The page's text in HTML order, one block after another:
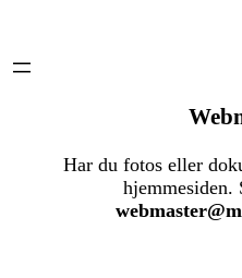
Har du fotos eller
hjemmesiden.